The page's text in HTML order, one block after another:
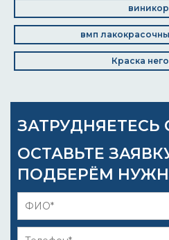
вмп
Краска
ЗАТРУДНЯЕТЕСЬ
ОСТАВЬТЕ
ПОДБЕРЁМ